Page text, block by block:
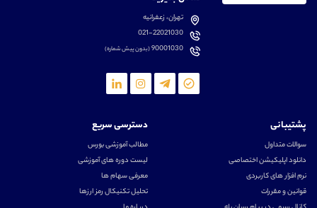
تهران، زعفرانیه
021-22021030
90001030(بدون پیش شماره)
پشتیبانی
سوالات متداول
دانلود اپلیکیشن اختصاصی
نرم افزار های کاربردی
قوانین و مقررات
دسترسی سریع
مطالب آموزشی بورس
لیست دوره های آموزشی
معرفی سهام ها
تحلیل تکنیکال رمز ارزها